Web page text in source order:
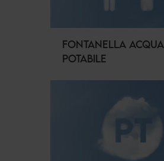
FONTANELLA ACQUA
POTABILE